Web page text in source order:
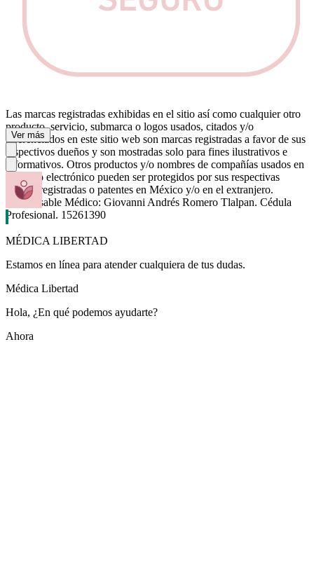
Las marcas registradas exhibidas en el sitio así como cualquier otro
producto, servicio, submarca o logos usados, citados y/o
referenciados en este sitio web son marcas registradas a favor de sus
respectivos dueños y son mostradas solo para fines ilustrativos e
informativos. Otros productos y/o nombres de compañías usados en
este sitio electrónico pueden ser protegidos por sus respectivas
marcas registradas o patentes en México y/o en el extranjero.
Responsable Médico: Giovanni Andrés Romero Tlalpan. Cédula
Profesional. 15261390
Ver más
MÉDICA LIBERTAD
Estamos en línea para atender cualquiera de tus dudas.
Médica Libertad
Hola, ¿En qué podemos ayudarte?
Ahora